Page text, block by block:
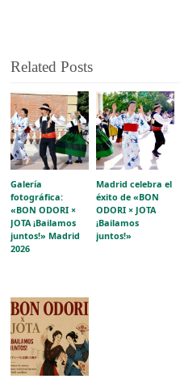
Related Posts
Galería
fotográfica:
«BON ODORI ×
JOTA ¡Bailamos
juntos!» Madrid
2026
Madrid celebra el
éxito de «BON
ODORI × JOTA
¡Bailamos
juntos!»